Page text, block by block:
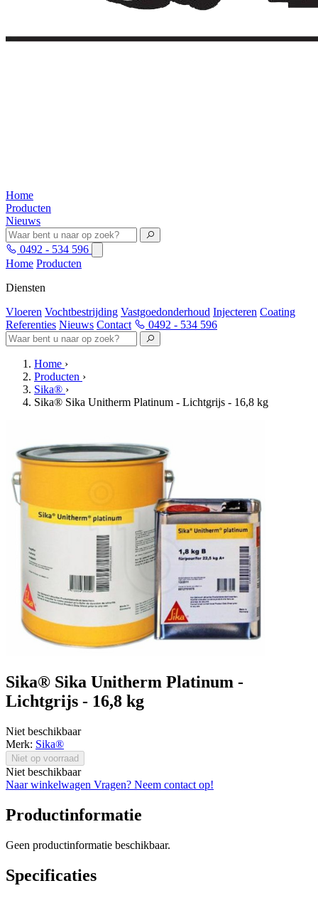
Home
Producten
Nieuws
0492 - 534 596
Home Producten
Diensten
Vloeren Vochtbestrijding Vastgoedonderhoud Injecteren Coating
Referenties Nieuws Contact 0492 - 534 596
Home ›
Producten ›
Sika® ›
Sika® Sika Unitherm Platinum - Lichtgrijs - 16,8 kg
Sika® Sika Unitherm Platinum -
Lichtgrijs - 16,8 kg
Niet beschikbaar
Merk: Sika®
Niet op voorraad
Niet beschikbaar
Naar winkelwagen Vragen? Neem contact op!
Productinformatie
Geen productinformatie beschikbaar.
Specificaties